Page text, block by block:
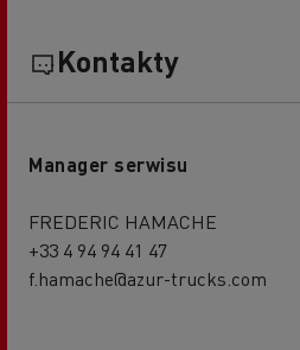
Kontakty
Manager serwisu
FREDERIC HAMACHE
+33 4 94 94 41 47
f.hamache@azur-trucks.com